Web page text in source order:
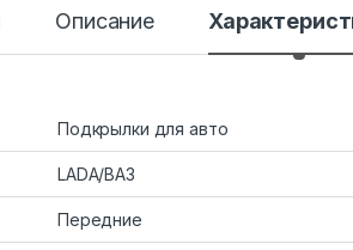
Описание
Подкрылки для авто
LADA/ВАЗ
Передние